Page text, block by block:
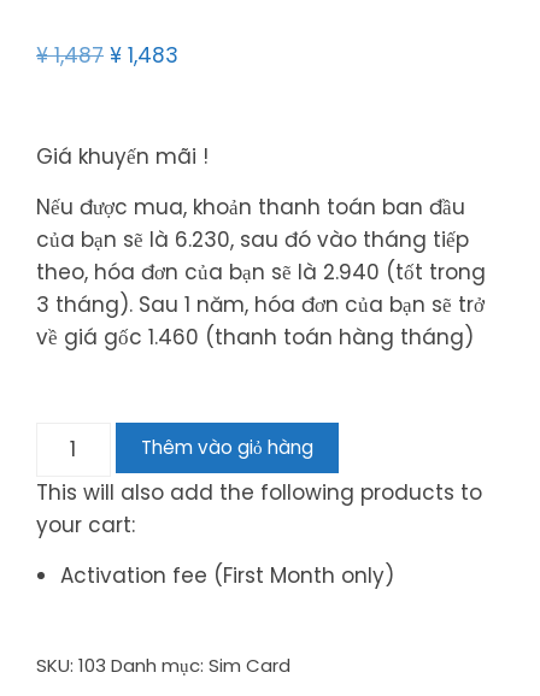
¥1,487 ¥ 1,483
Giá khuyến mãi !
Nếu được mua, khoản thanh toán ban đầu
của bạn sẽ là 6.230, sau đó vào tháng tiếp
theo, hóa đơn của bạn sẽ là 2.940 (tốt trong
3 tháng). Sau 1 năm, hóa đơn của bạn sẽ trở
về giá gốc 1.460 (thanh toán hàng tháng)
Thêm vào giỏ hàng
This will also add the following products to
your cart:
Activation fee (First Month only)
SKU: 103 Danh mục: Sim Card